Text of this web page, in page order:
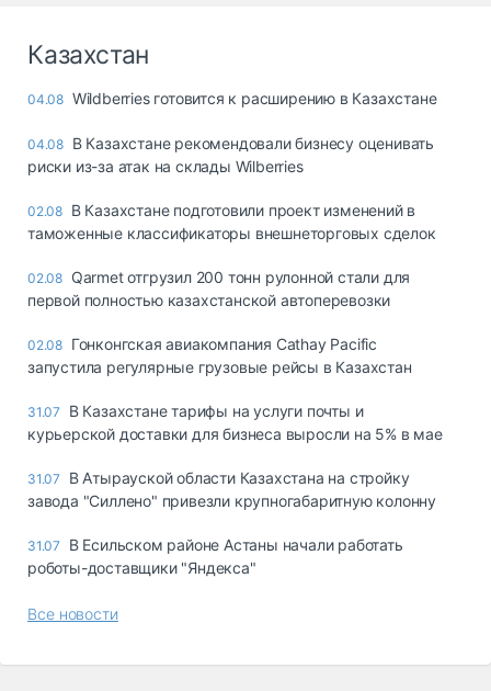
Казахстан
04.08 Wildberries готовится к расширению в Казахстане
04.08 В Казахстане рекомендовали бизнесу оценивать
риски из-за атак на склады Wilberries
02.08 В Казахстане подготовили проект изменений в
таможенные классификаторы внешнеторговых сделок
02.08 Qarmet отгрузил 200 тонн рулонной стали для
первой полностью казахстанской автоперевозки
02.08 Гонконгская авиакомпания Cathay Pacific
запустила регулярные грузовые рейсы в Казахстан
31.07
В Казахстане тарифы на услуги почты и
курьерской доставки для бизнеса выросли на 5% в мае
31.07
В Атырауской области Казахстана на стройку
завода "Силлено" привезли крупногабаритную колонну
31.07
В Есильском районе Астаны начали работать
роботы-доставщики "Яндекса"
Все новости